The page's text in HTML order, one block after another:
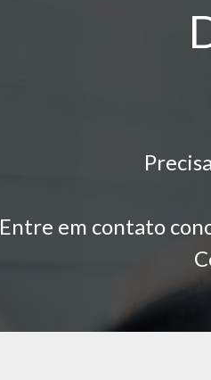
Entre em contato